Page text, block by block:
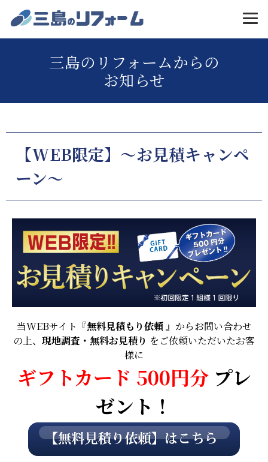
三島のリフォームからの
お知らせ
【WEB限定】～お見積キャンペ
ーン～
当WEBサイト『無料見積もり依頼』からお問い合わせ
の上、 現地調査・無料お見積り をご依頼いただいたお客
様に
ギフトカード 500円分 プレ
ゼント！